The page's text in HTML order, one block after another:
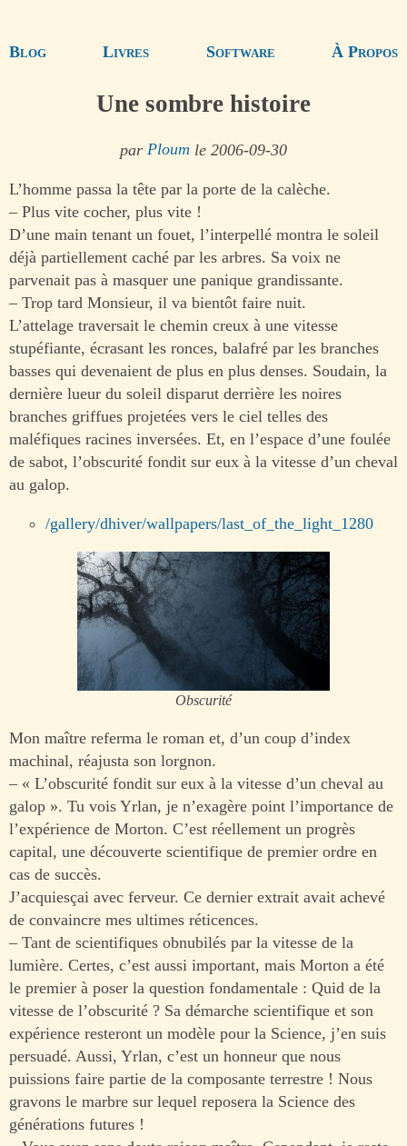
Blog Livres Software À Propos
Une sombre histoire
par Ploum le 2006-09-30
L’homme passa la tête par la porte de la calèche.
– Plus vite cocher, plus vite !
D’une main tenant un fouet, l’interpellé montra le soleil
déjà partiellement caché par les arbres. Sa voix ne
parvenait pas à masquer une panique grandissante.
– Trop tard Monsieur, il va bientôt faire nuit.
L’attelage traversait le chemin creux à une vitesse
stupéfiante, écrasant les ronces, balafré par les branches
basses qui devenaient de plus en plus denses. Soudain, la
dernière lueur du soleil disparut derrière les noires
branches griffues projetées vers le ciel telles des
maléfiques racines inversées. Et, en l’espace d’une foulée
de sabot, l’obscurité fondit sur eux à la vitesse d’un cheval
au galop.
/gallery/dhiver/wallpapers/last_of_the_light_1280
Obscurité
Mon maître referma le roman et, d’un coup d’index
machinal, réajusta son lorgnon.
– « L’obscurité fondit sur eux à la vitesse d’un cheval au
galop ». Tu vois Yrlan, je n’exagère point l’importance de
l’expérience de Morton. C’est réellement un progrès
capital, une découverte scientifique de premier ordre en
cas de succès.
J’acquiesçai avec ferveur. Ce dernier extrait avait achevé
de convaincre mes ultimes réticences.
– Tant de scientifiques obnubilés par la vitesse de la
lumière. Certes, c’est aussi important, mais Morton a été
le premier à poser la question fondamentale : Quid de la
vitesse de l’obscurité ? Sa démarche scientifique et son
expérience resteront un modèle pour la Science, j’en suis
persuadé. Aussi, Yrlan, c’est un honneur que nous
puissions faire partie de la composante terrestre ! Nous
gravons le marbre sur lequel reposera la Science des
générations futures !